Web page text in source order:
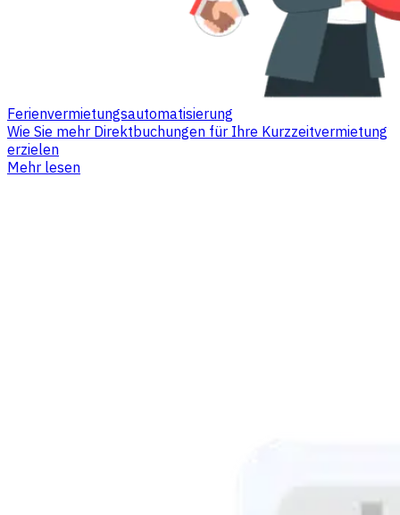
Ferienvermietungsautomatisierung
Wie Sie mehr Direktbuchungen für Ihre Kurzzeitvermietung
erzielen
Mehr lesen